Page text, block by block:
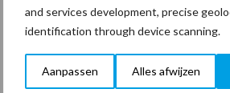
and services development, precise
identification through device scanning.
Aanpassen Alles afwijzen
Toon meer